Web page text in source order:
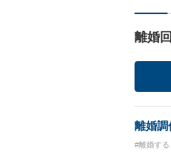
離婚
離婚調
#離婚す